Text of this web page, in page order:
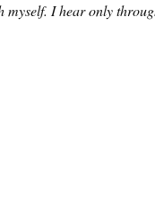
I hear only